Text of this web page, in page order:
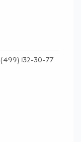
(499) 132-30-77